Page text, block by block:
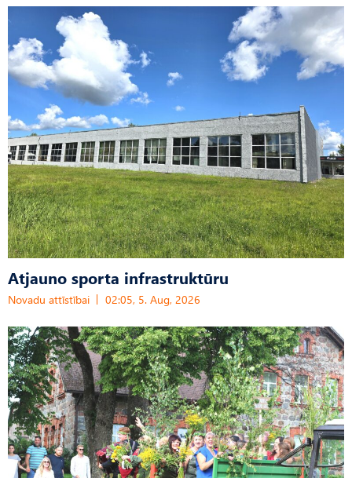
Atjauno sporta infrastruktūru
Novadu attīstībai 02:05, 5. Aug, 2026